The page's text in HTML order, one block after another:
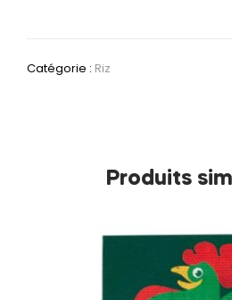
Catégorie : Riz
Produits